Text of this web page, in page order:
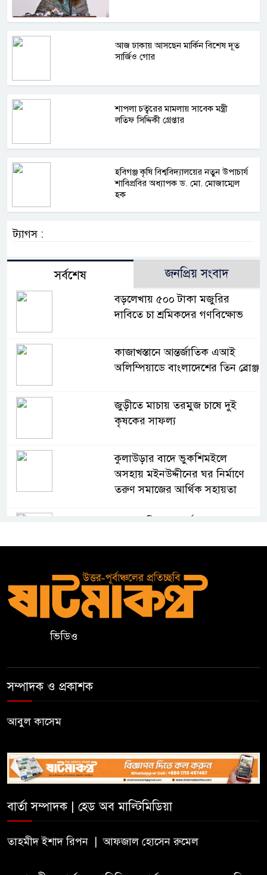
আজ ঢাকায় আসছেন মার্কিন বিশেষ দূত
সার্জিও গোর
শাপলা চত্বরের মামলায় সাবেক মন্ত্রী
লতিফ সিদ্দিকী গ্রেপ্তার
হবিগঞ্জ কৃষি বিশ্ববিদ্যালয়ের নতুন উপাচার্য
শাবিপ্রবির অধ্যাপক ড. মো. মোজাম্মেল
হক
ট্যাগস :
সর্বশেষ জনপ্রিয় সংবাদ
বড়লেখায় ৫০০ টাকা মজুরির
দাবিতে চা শ্রমিকদের গণবিক্ষোভ
কাজাখস্তানে আন্তর্জাতিক এআই
অলিম্পিয়াডে বাংলাদেশের তিন ব্রোঞ্জ
জুড়ীতে মাচায় তরমুজ চাষে দুই
কৃষকের সাফল্য
কুলাউড়ার বাদে ভুকশিমইলে
অসহায় মইনউদ্দীনের ঘর নির্মাণে
তরুণ সমাজের আর্থিক সহায়তা
কুলাউড়ায় একাধিক মামলার
ওয়ারেন্টভুক্ত ও সাজাপ্রাপ্ত আসামি
গ্রেপ্তার
জন্মসূত্রে নাগরিকত্ব সীমিত করতে
ট্রাম্পের নতুন নির্বাহী আদেশ
সিলেটে সিভিটেক বিল্ডার্সে বিভিন্ন
ভিডিও
সম্পাদক ও প্রকাশক
আবুল কাসেম
বার্তা সম্পাদক | হেড অব মাল্টিমিডিয়া
তাহমীদ ইশাদ রিপন | আফজাল হোসেন রুমেল